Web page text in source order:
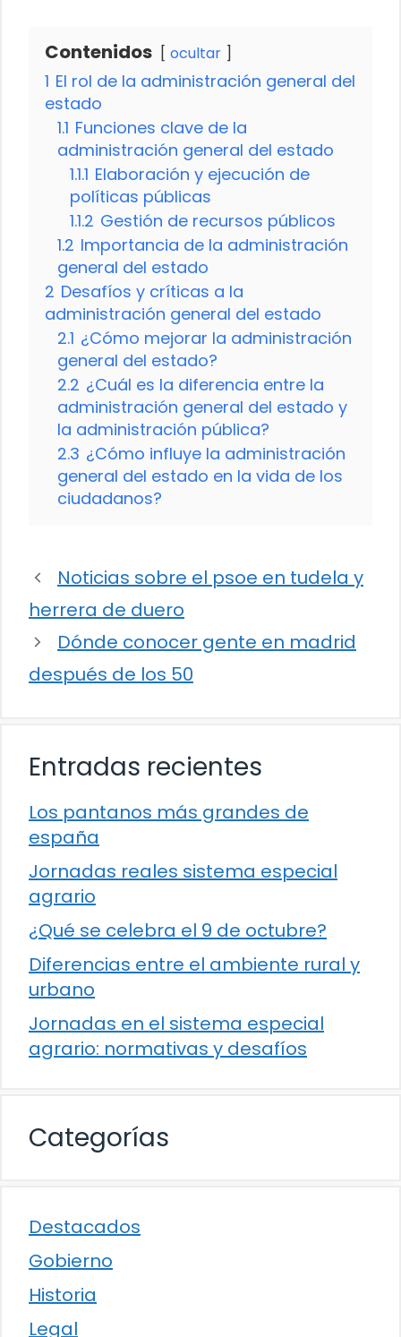
Contenidos ocultar
1 El rol de la administración general del
estado
1.1 Funciones clave de la
administración general del estado
1.1.1 Elaboración y ejecución de
políticas públicas
1.1.2 Gestión de recursos públicos
1.2 Importancia de la administración
general del estado
2 Desafíos y críticas a la
administración general del estado
2.1 ¿Cómo mejorar la administración
general del estado?
2.2 ¿Cuál es la diferencia entre la
administración general del estado y
la administración pública?
2.3 ¿Cómo influye la administración
general del estado en la vida de los
ciudadanos?
Noticias sobre el psoe en tudela y
herrera de duero
Dónde conocer gente en madrid
después de los 50
Entradas recientes
Los pantanos más grandes de
españa
Jornadas reales sistema especial
agrario
¿Qué se celebra el 9 de octubre?
Diferencias entre el ambiente rural y
urbano
Jornadas en el sistema especial
agrario: normativas y desafíos
Categorías
Destacados
Gobierno
Historia
Legal